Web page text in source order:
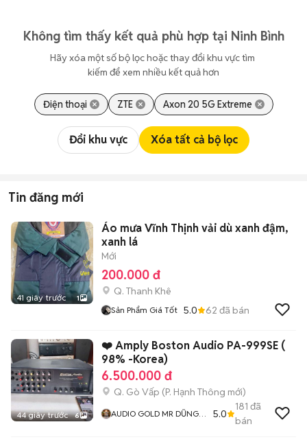
Không tìm thấy kết quả phù hợp tại Ninh Bình
Hãy xóa một số bộ lọc hoặc thay đổi khu vực tìm
kiếm để xem nhiều kết quả hơn
Điện thoại ZTE Axon 20 5G Extreme
Đổi khu vực Xóa tất cả bộ lọc
Tin đăng mới
41 giây trước 1
Áo mưa Vĩnh Thịnh vải dù xanh đậm,
xanh lá
Mới
200.000 đ
Q. Thanh Khê
Sản Phẩm Giá Tốt 5.0 62 đã bán
44 giây trước 6
❤️ Amply Boston Audio PA-999SE (
98% -Korea)
6.500.000 đ
Q. Gò Vấp (P. Hạnh Thông mới)
AUDIO GOLD MR DŨNG
5.0
181 đã
bán